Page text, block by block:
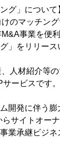
グ」について
のマッチン
事業を便
」をリリース
人材紹介等
ービスです。
開発に伴う
サイトオー
業承継ビジネ